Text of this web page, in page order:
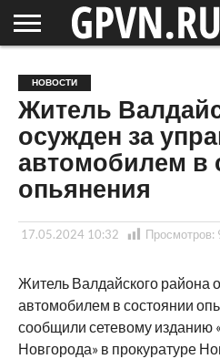
ОБЛАСТЬ
НОВОСТИ
СОСЕДЕЙ
РОССИЯ
/ МИР
СПЕЦПРОЕКТЫ
БЛОГ
СТАТЬИ
ФОТОРЕПОРТАЖИ
ИНТЕРВЬЮ
ОБЪЕКТЫ
ПОДБОРКИ
НОВОСТИ
Житель
осужден за
автомобилем в
опьянения
17.05.2024 10:32 Просмотров:
Житель Валдайского района
автомобилем в состоянии
сообщили сетевому изданию
Новгорода» в прокуратуре